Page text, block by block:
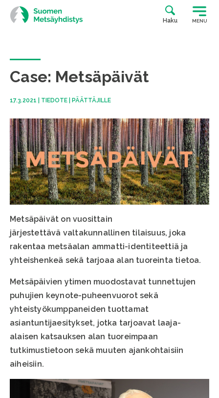
Siirry
suoraan
sisältöön
Haku MENU
Case: Metsäpäivät
17.3.2021 TIEDOTE PÄÄTTÄJILLE
Metsäpäivät on vuosittain
järjestettävä valtakunnallinen tilaisuus, joka
rakentaa metsäalan ammatti-identiteettiä ja
yhteishenkeä sekä tarjoaa alan tuoreinta tietoa.
Metsäpäivien ytimen muodostavat tunnettujen
puhujien keynote-puheenvuorot sekä
yhteistyökumppaneiden tuottamat
asiantuntijaesitykset, jotka tarjoavat laaja-
alaisen katsauksen alan tuoreimpaan
tutkimustietoon sekä muuten ajankohtaisiin
aiheisiin.